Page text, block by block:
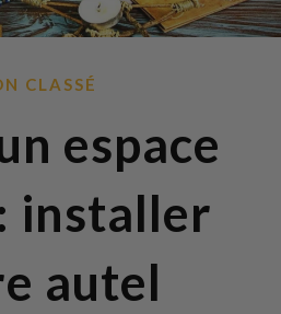
CLASSÉ
espace
installer
autel